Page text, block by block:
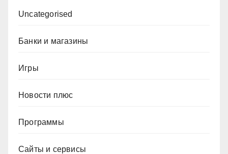
Uncategorised
Банки и магазины
Игры
Новости плюс
Программы
Сайты и сервисы